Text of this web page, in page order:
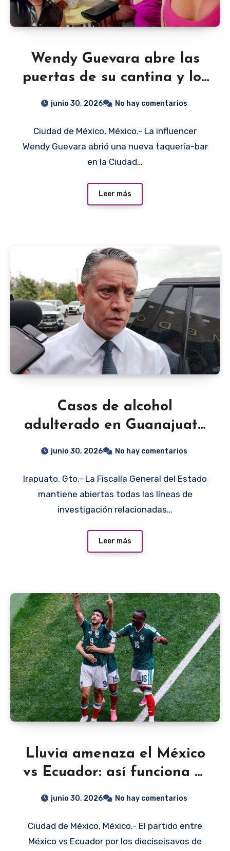
Wendy Guevara abre las
puertas de su cantina y los
precios generan debate en
junio 30, 2026 No hay comentarios
Ciudad de México, México.- La influencer
Wendy Guevara abrió una nueva taquería-bar
en la Ciudad…
Leer más
Casos de alcohol
adulterado en Guanajuato
continúan bajo
junio 30, 2026 No hay comentarios
Irapuato, Gto.- La Fiscalía General del Estado
mantiene abiertas todas las líneas de
investigación relacionadas…
Leer más
Lluvia amenaza el México
vs Ecuador: así funciona el
protocolo de la FIFA por
junio 30, 2026 No hay comentarios
Ciudad de México, México.- El partido entre
México vs Ecuador por los dieciseisavos de